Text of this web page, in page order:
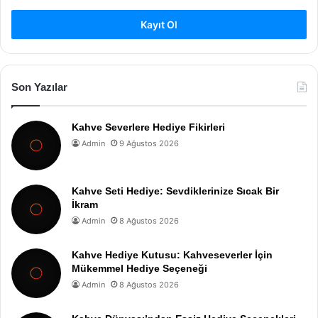
Kayıt Ol
Son Yazılar
Kahve Severlere Hediye Fikirleri
Admin 9 Ağustos 2026
Kahve Seti Hediye: Sevdiklerinize Sıcak Bir
İkram
Admin 8 Ağustos 2026
Kahve Hediye Kutusu: Kahveseverler İçin
Mükemmel Hediye Seçeneği
Admin 8 Ağustos 2026